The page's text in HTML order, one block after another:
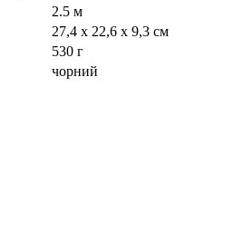
2.5 м
27,4 x 22,6 x 9,3 см
530 г
чорний